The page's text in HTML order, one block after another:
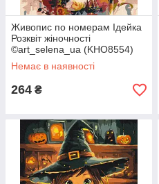
Живопис по номерам Ідейка
Розквіт жіночності
©art_selena_ua (KHO8554)
40 х 50 см
Немає в наявності
264 ₴